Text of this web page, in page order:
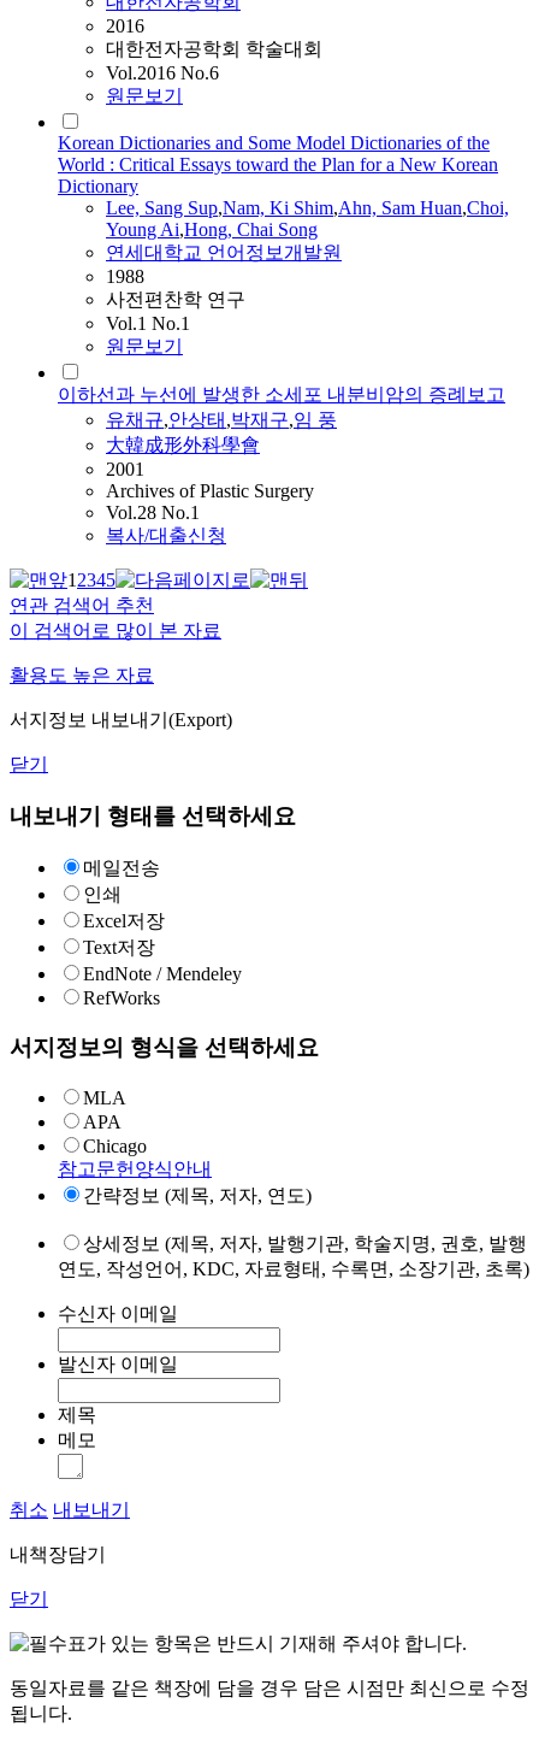
2016
대한전자공학회 학술대회
Vol.2016 No.6
원문보기
Korean Dictionaries and Some Model Dictionaries of the
World : Critical Essays toward the Plan for a New Korean
Dictionary
Lee, Sang Sup,Nam, Ki Shim,Ahn, Sam Huan,Choi,
Young Ai,Hong, Chai Song
연세대학교 언어정보개발원
1988
사전편찬학 연구
Vol.1 No.1
원문보기
이하선과 누선에 발생한 소세포 내분비암의 증례보고
유채규,안상태 ,박재구,임 풍
大韓成形外科學會
2001
Archives of Plastic Surgery
Vol.28 No.1
복사/대출신청
12345
연관 검색어 추천
이 검색어로 많이 본 자료
활용도 높은 자료
서지정보 내보내기(Export)
닫기
내보내기 형태를 선택하세요
메일전송
인쇄
Excel저장
Text저장
EndNote / Mendeley
RefWorks
서지정보의 형식을 선택하세요
MLA
APA
Chicago
참고문헌양식안내
간략정보 (제목, 저자, 연도)
상세정보 (제목, 저자, 발행기관, 학술지명, 권호, 발행
연도, 작성언어, KDC, 자료형태, 수록면, 소장기관, 초록)
수신자 이메일
발신자 이메일
제목
메모
취소 내보내기
내책장담기
닫기
표가 있는 항목은 반드시 기재해 주셔야 합니다.
동일자료를 같은 책장에 담을 경우 담은 시점만 최신으로 수정
됩니다.